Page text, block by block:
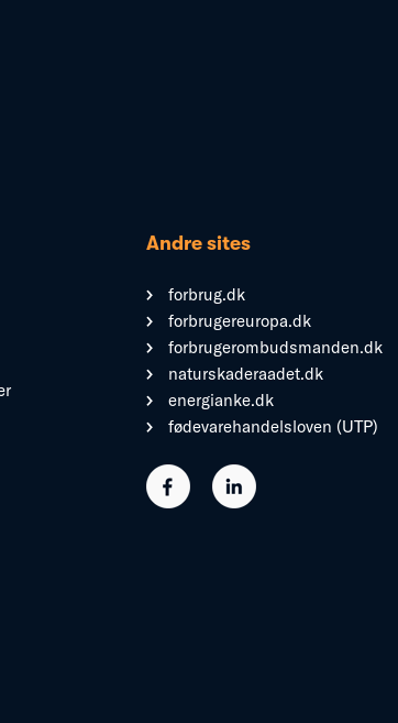
Andre sites
forbrug.dk
forbrugereuropa.dk
forbrugerombudsmanden.dk
naturskaderaadet.dk
energianke.dk
fødevarehandelsloven (UTP)